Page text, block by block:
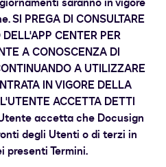
SI PREGA DI CONSULTARE
CENTER PER
A CONOSCENZA DI
A UTILIZZARE
IN VIGORE DELLA
ACCETTA DETTI
accetta che Docusign
degli Utenti o di terzi in
presenti Termini.